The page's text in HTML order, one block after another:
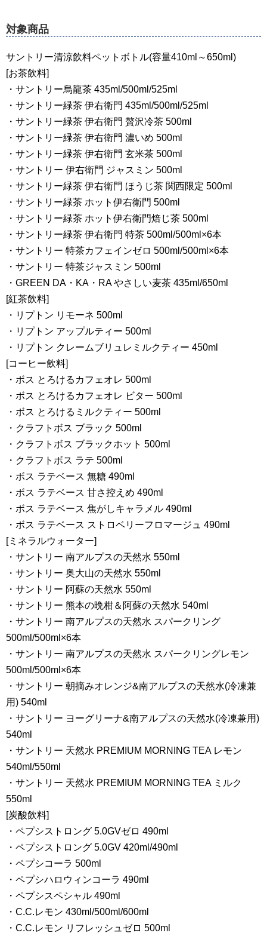
対象商品
サントリー清涼飲料ペットボトル(容量410ml～650ml)
[お茶飲料]
・サントリー烏龍茶 435ml/500ml/525ml
・サントリー緑茶 伊右衛門 435ml/500ml/525ml
・サントリー緑茶 伊右衛門 贅沢冷茶 500ml
・サントリー緑茶 伊右衛門 濃いめ 500ml
・サントリー緑茶 伊右衛門 玄米茶 500ml
・サントリー 伊右衛門 ジャスミン 500ml
・サントリー緑茶 伊右衛門 ほうじ茶 関西限定 500ml
・サントリー緑茶 ホット伊右衛門 500ml
・サントリー緑茶 ホット伊右衛門焙じ茶 500ml
・サントリー緑茶 伊右衛門 特茶 500ml/500ml×6本
・サントリー 特茶カフェインゼロ 500ml/500ml×6本
・サントリー 特茶ジャスミン 500ml
・GREEN DA・KA・RA やさしい麦茶 435ml/650ml
[紅茶飲料]
・リプトン リモーネ 500ml
・リプトン アップルティー 500ml
・リプトン クレームブリュレミルクティー 450ml
[コーヒー飲料]
・ボス とろけるカフェオレ 500ml
・ボス とろけるカフェオレ ビター 500ml
・ボス とろけるミルクティー 500ml
・クラフトボス ブラック 500ml
・クラフトボス ブラックホット 500ml
・クラフトボス ラテ 500ml
・ボス ラテベース 無糖 490ml
・ボス ラテベース 甘さ控えめ 490ml
・ボス ラテベース 焦がしキャラメル 490ml
・ボス ラテベース ストロベリーフロマージュ 490ml
[ミネラルウォーター]
・サントリー 南アルプスの天然水 550ml
・サントリー 奥大山の天然水 550ml
・サントリー 阿蘇の天然水 550ml
・サントリー 熊本の晩柑＆阿蘇の天然水 540ml
・サントリー 南アルプスの天然水 スパークリング
500ml/500ml×6本
・サントリー 南アルプスの天然水 スパークリングレモン
500ml/500ml×6本
・サントリー 朝摘みオレンジ&南アルプスの天然水(冷凍兼
用) 540ml
・サントリー ヨーグリーナ&南アルプスの天然水(冷凍兼用)
540ml
・サントリー 天然水 PREMIUM MORNING TEA レモン
540ml/550ml
・サントリー 天然水 PREMIUM MORNING TEA ミルク
550ml
[炭酸飲料]
・ペプシストロング 5.0GVゼロ 490ml
・ペプシストロング 5.0GV 420ml/490ml
・ペプシコーラ 500ml
・ペプシハロウィンコーラ 490ml
・ペプシスペシャル 490ml
・C.C.レモン 430ml/500ml/600ml
・C.C.レモン リフレッシュゼロ 500ml